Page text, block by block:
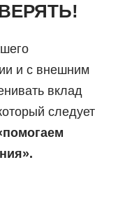
и с внешним
вклад
следует